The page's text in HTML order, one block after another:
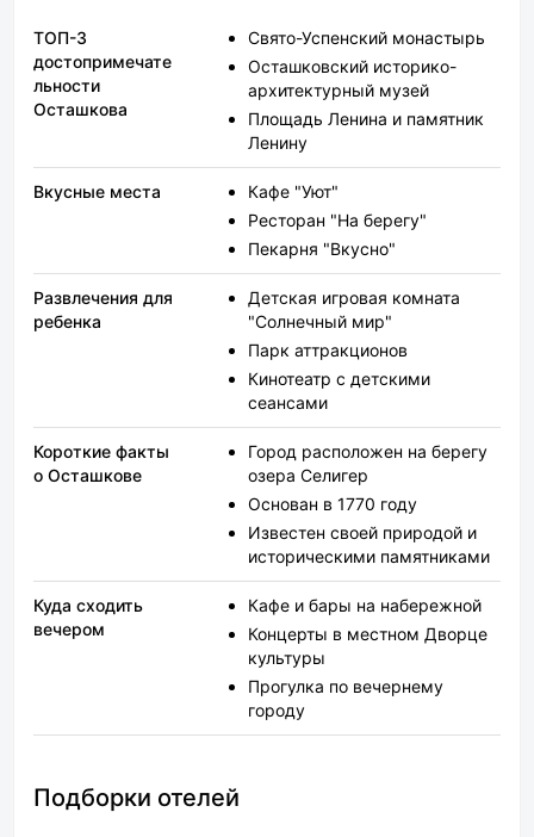
ТОП-3
достопримечате
льности
Осташкова
Свято-Успенский монастырь
Осташковский историко-
архитектурный музей
Площадь Ленина и памятник
Ленину
Вкусные места
Кафе "Уют"
Ресторан "На берегу"
Пекарня "Вкусно"
Развлечения для
ребенка
Детская игровая комната
"Солнечный мир"
Парк аттракционов
Кинотеатр с детскими
сеансами
Короткие факты
о Осташкове
Город расположен на берегу
озера Селигер
Основан в 1770 году
Известен своей природой и
историческими памятниками
Куда сходить
вечером
Кафе и бары на набережной
Концерты в местном Дворце
культуры
Прогулка по вечернему
городу
Подборки отелей